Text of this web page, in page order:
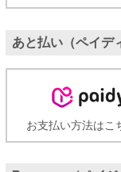
あと払い（ペイデ
お支払い方法はこ